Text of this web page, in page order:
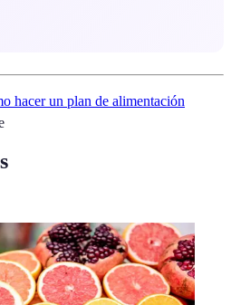
hacer un plan de alimentación